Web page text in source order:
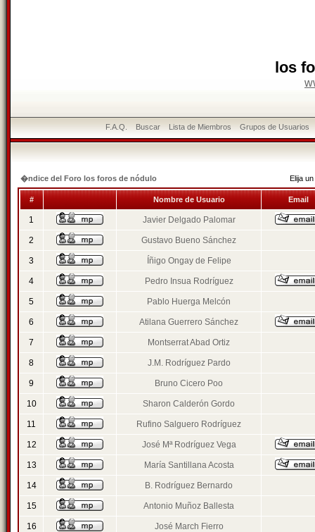
los
F.A.Q. Buscar Lista de Miembros Grupos de Usuarios
�ndice del Foro los foros de nódulo Elija
# Nombre de Usuario Email
1 Javier Delgado Palomar
2 Gustavo Bueno Sánchez
3 Íñigo Ongay de Felipe
4 Pedro Insua Rodríguez
5 Pablo Huerga Melcón
6 Atilana Guerrero Sánchez
7 Montserrat Abad Ortiz
8 J.M. Rodríguez Pardo
9 Bruno Cicero Poo
10 Sharon Calderón Gordo
11 Rufino Salguero Rodríguez
12 José Mª Rodríguez Vega
13 María Santillana Acosta
14 B. Rodríguez Bernardo
15 Antonio Muñoz Ballesta
16 José March Fierro